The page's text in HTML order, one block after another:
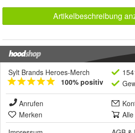
Artikelbeschreibung
Sylt Brands Heroes-Merch
100% positiv
Anrufen
Merken